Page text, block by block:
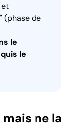
et
(phase de
le
le
ne la